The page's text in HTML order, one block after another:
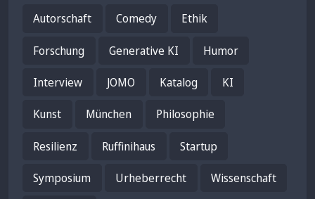
Autorschaft Comedy Ethik
Forschung Generative KI Humor
Interview JOMO Katalog KI
Kunst München Philosophie
Resilienz Ruffinihaus Startup
Symposium Urheberrecht Wissenschaft